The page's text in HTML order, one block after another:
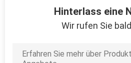
Hinterlass eine
Wir rufen Sie